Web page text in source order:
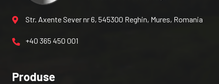
Str. Axente Sever nr 6, 545300 Reghin, Mures, Romania
+40 365 450 001
Produse